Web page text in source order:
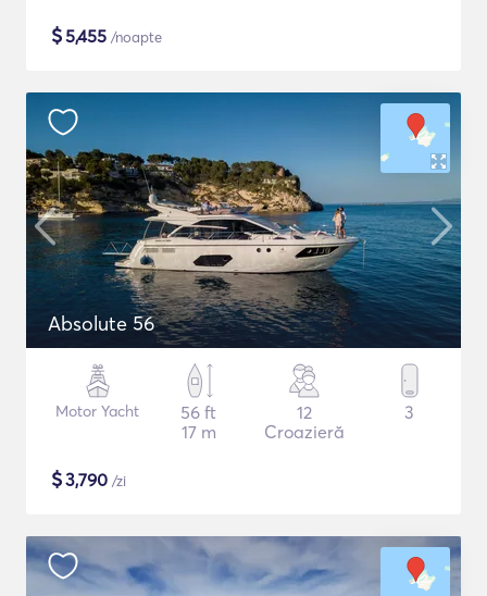
$5,455 /noapte
Absolute 56
Motor Yacht
56 ft
17 m
12
Croazieră
3
$3,790 /zi